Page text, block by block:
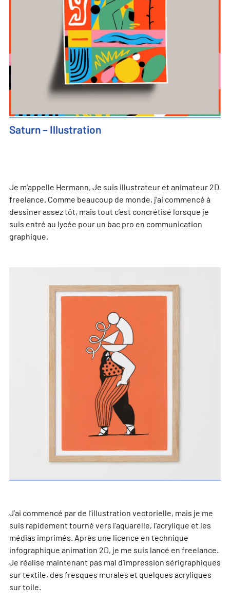
Saturn – Illustration
Je m’appelle Hermann, Je suis illustrateur et animateur 2D
freelance. Comme beaucoup de monde, j’ai commencé à
dessiner assez tôt, mais tout c’est concrétisé lorsque je
suis entré au lycée pour un bac pro en communication
graphique.
J’ai commencé par de l’illustration vectorielle, mais je me
suis rapidement tourné vers l’aquarelle, l’acrylique et les
médias imprimés. Après une licence en technique
infographique animation 2D, je me suis lancé en freelance.
Je réalise maintenant pas mal d’impression sérigraphiques
sur textile, des fresques murales et quelques acryliques
sur toile.